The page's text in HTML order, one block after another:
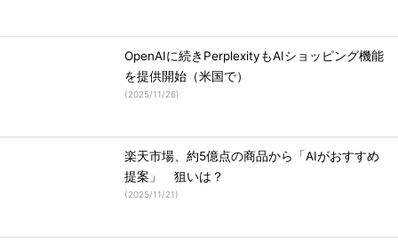
OpenAIに続きPerplexityもAIショッピング機能
を提供開始（米国で）
(2025/11/26)
楽天市場、約5億点の商品から「AIがおすすめ
提案」 狙いは？
(2025/11/21)